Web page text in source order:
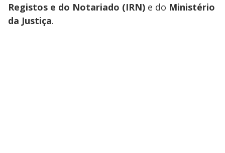
Registos e do Notariado (IRN) e do Ministério
da Justiça.